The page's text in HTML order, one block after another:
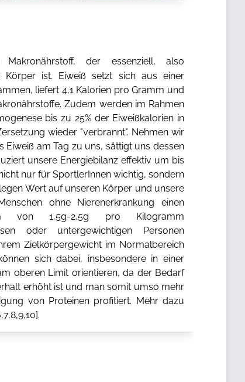
der essenziell, also
Körper ist. Eiweiß setzt sich aus einer
liefert 4,1 Kalorien pro Gramm und
Zudem werden im Rahmen
bis zu 25% der Eiweißkalorien in
wieder "verbrannt". Nehmen wir
Eiweiß am Tag zu uns, sättigt uns dessen
unsere Energiebilanz effektiv um bis
nur für SportlerInnen wichtig, sondern
Wert auf unseren Körper und unsere
ohne Nierenerkrankung einen
von 1,5g-2,5g pro Kilogramm
oder untergewichtigen Personen
Zielkörpergewicht im Normalbereich
sich dabei, insbesondere in einer
oberen Limit orientieren, da der Bedarf
erhöht ist und man somit umso mehr
von Proteinen profitiert. Mehr dazu
,7,8,9,10].